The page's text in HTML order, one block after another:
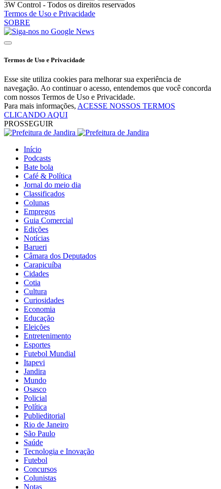
3W Control - Todos os direitos reservados
Termos de Uso e Privacidade
SOBRE
Termos de Uso e Privacidade
Esse site utiliza cookies para melhorar sua experiência de
navegação. Ao continuar o acesso, entendemos que você concorda
com nossos Termos de Uso e Privacidade.
Para mais informações, ACESSE NOSSOS TERMOS
CLICANDO AQUI
PROSSEGUIR
Início
Podcasts
Bate bola
Café & Política
Jornal do meio dia
Classificados
Colunas
Empregos
Guia Comercial
Edições
Notícias
Barueri
Câmara dos Deputados
Carapicuíba
Cidades
Cotia
Cultura
Curiosidades
Economia
Educação
Eleições
Entretenimento
Esportes
Futebol Mundial
Itapevi
Jandira
Mundo
Osasco
Policial
Política
Publieditorial
Rio de Janeiro
São Paulo
Saúde
Tecnologia e Inovação
Futebol
Concursos
Colunistas
Notas